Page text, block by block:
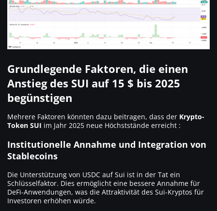
Grundlegende Faktoren, die einen
Anstieg des SUI auf 15 $ bis 2025
begünstigen
Mehrere Faktoren könnten dazu beitragen, dass der Krypto-
Token SUI im Jahr 2025 neue Höchststände erreicht :
Institutionelle Annahme und Integration von
Stablecoins
Die Unterstützung von USDC auf Sui ist in der Tat ein
Schlüsselfaktor. Dies ermöglicht eine bessere Annahme für
DeFi-Anwendungen, was die Attraktivität des Sui-Kryptos für
Investoren erhöhen würde.